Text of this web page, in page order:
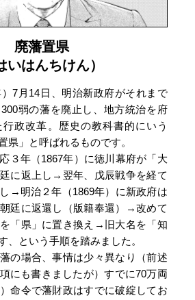
廃藩置県
いはんちけん）
7月14日、明治新政府がそれまで
弱の藩を廃止し、地方統治を府
政改革。歴史の教科書的にいう
県」と呼ばれるものです。
３年（1867年）に徳川幕府が「大
に返上し→翌年、戊辰戦争を経て
→明治２年（1869年）に新政府は
廷に返還し（版籍奉還）→改めて
「県」に置き換え→旧大名を「知
、という手順を踏みました。
の場合、事情は少々異なり（前述
にも書きましたが）すでに70万両
命令で藩財政はすでに破綻してお